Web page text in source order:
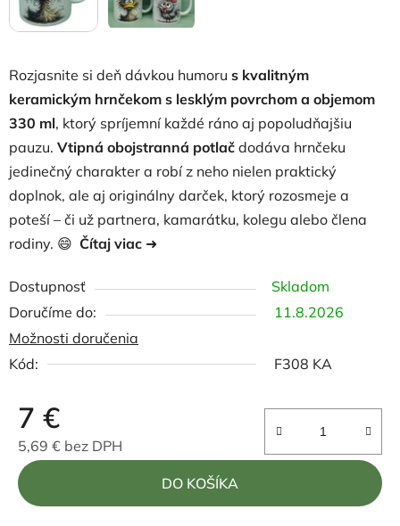
Rozjasnite si deň dávkou humoru s kvalitným
keramickým hrnčekom s lesklým povrchom a objemom
330 ml, ktorý spríjemní každé ráno aj popoludňajšiu
pauzu. Vtipná obojstranná potlač dodáva hrnčeku
jedinečný charakter a robí z neho nielen praktický
doplnok, ale aj originálny darček, ktorý rozosmeje a
poteší – či už partnera, kamarátku, kolegu alebo člena
rodiny. 😄 Čítaj viac ➜
Dostupnosť
Skladom
11.8.2026
Možnosti doručenia
Kód:
F308 KA
7 €
5,69 € bez DPH
Jednotková cena:
DO KOŠÍKA